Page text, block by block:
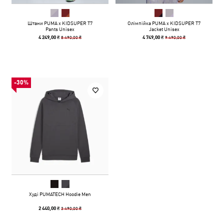
Штани PUMA x KIDSUPER T7
Pants Unisex
4 249,00 ₴8 490,00 ₴
Олімпійка PUMA x KIDSUPER T7
Jacket Unisex
4 749,00 ₴9 490,00 ₴
-30%
Худі PUMATECH Hoodie Men
2 440,00 ₴3 490,00 ₴